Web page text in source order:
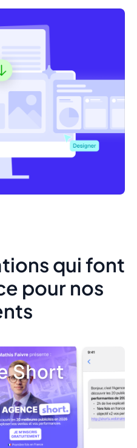
qui font
pour nos
Short